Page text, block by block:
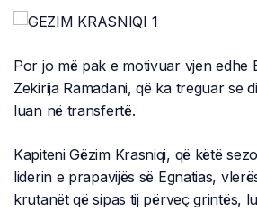
Por jo më pak e motivuar vjen edhe
Zekirija Ramadani, që ka treguar se
luan në transfertë.
Kapiteni Gëzim Krasniqi, që këtë
liderin e prapavijës së Egnatias,
krutanët që sipas tij përveç grintës,